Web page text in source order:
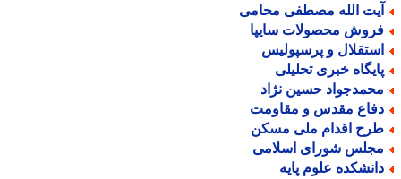
الله مصطفی محامی
محصولات سایپا
و پرسپولیس
خبری تحلیلی
حسین نژاد
مقدس و مقاومت
اقدام ملی مسکن
شورای اسلامی
علوم پایه